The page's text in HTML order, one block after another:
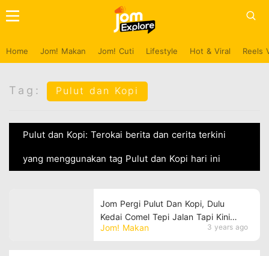
Home Jom! Makan Jom! Cuti Lifestyle Hot & Viral Reels
Tag: Pulut dan Kopi
Pulut dan Kopi: Terokai berita dan cerita terkini
yang menggunakan tag Pulut dan Kopi hari ini
Jom! Makan 3 years ago
Jom Pergi Pulut Dan Kopi, Dulu
Kedai Comel Tepi Jalan Tapi Kini
Dah Jadi Cafe Aestetik Yang Cool!